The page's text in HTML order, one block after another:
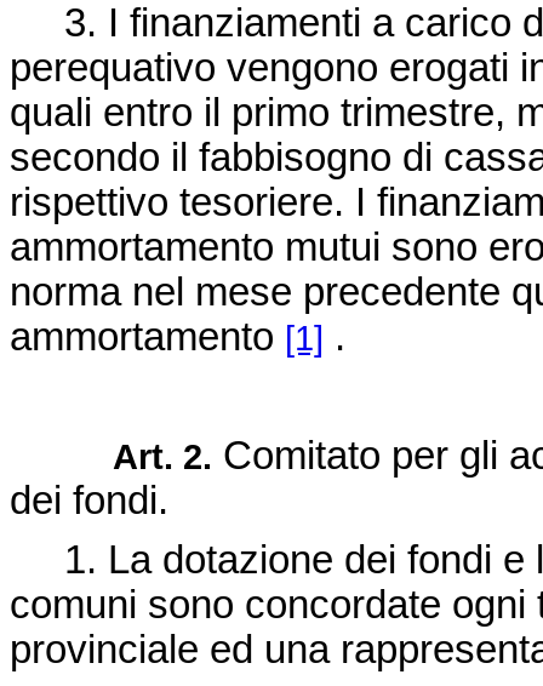
3. I finanziamenti a carico
perequativo vengono erogati
quali entro il primo trimestre,
secondo il fabbisogno di
rispettivo tesoriere. I
ammortamento mutui sono
norma nel mese precedente
ammortamento [1] .
Art. 2. Comitato per gli
dei fondi.
1. La dotazione dei fondi e
comuni sono concordate
provinciale ed una